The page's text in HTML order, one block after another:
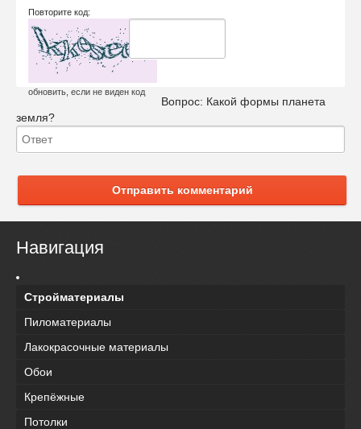
Повторите код:
обновить, если не виден код
Вопрос: Какой формы планета
земля?
Отправить комментарий
Навигация
Стройматериалы
Пиломатериалы
Лакокрасочные материалы
Обои
Крепёжные
Потолки